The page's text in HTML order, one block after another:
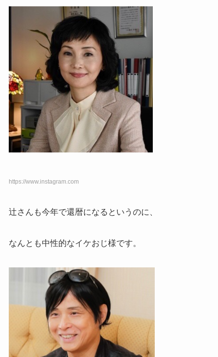
https://www.instagram.com
辻さんも今年で還暦になるというのに、
なんとも中性的なイケおじ様です。